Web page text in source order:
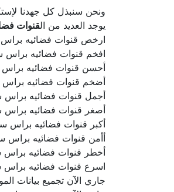
ونحن سنبذل كل جهدنا
يوجد العديد من القنوات
ارخص قنوات فضائيه
افخم قنوات فضائيه براس
أحسن قنوات فضائيه براس
أضخم قنوات فضائيه براس
أجمل قنوات فضائيه براس
أصغر قنوات فضائيه براس
أكبر قنوات فضائيه براس
أأمن قنوات فضائيه براس
أخطر قنوات فضائيه براس
اسرع قنوات فضائيه براس
جاري الآن تجميع بيانات